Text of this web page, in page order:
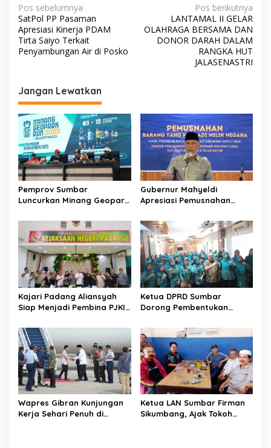
N
a
v
a
s
p
o
s
Pos sebelumnya
SatPol PP Pasaman
Apresiasi Kinerja PDAM
Tirta Saiyo Terkait
Penyambungan Air di Posko
Pos berikutnya
LANTAMAL II GELAR
OLAHRAGA BERSAMA DAN
DONOR DARAH DALAM
RANGKA HUT
JALASENASTRI
Jangan Lewatkan
Pemprov Sumbar
Luncurkan Minang Geopark
Bangun Sport Tourism
Berkelanjutan
Gubernur Mahyeldi
Apresiasi Pemusnahan
Cukai: “Lindungi Negara,
Jaga Kesehatan
Masyarakat”
Kajari Padang Aliansyah
Siap Menjadi Pembina PJKIP
Ketua DPRD Sumbar
Dorong Pembentukan
Pemberdayaan Ekonomi
Keluarga
Wapres Gibran Kunjungan
Kerja Sehari Penuh di
Ketua LAN Sumbar Firman
Sikumbang, Ajak Tokoh